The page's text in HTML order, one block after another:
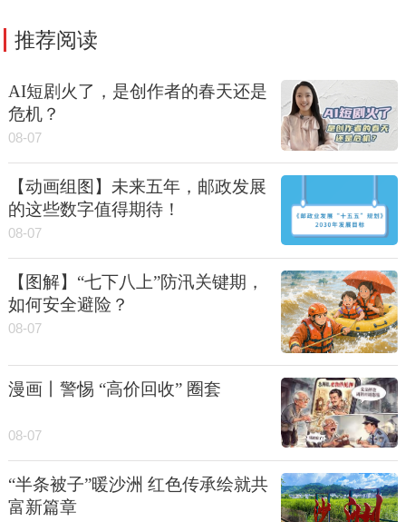
推荐阅读
AI短剧火了，是创作者的春天还是
危机？
08-07
【动画组图】未来五年，邮政发展
的这些数字值得期待！
08-07
【图解】“七下八上”防汛关键期，
如何安全避险？
08-07
漫画丨警惕 “高价回收” 圈套
08-07
“半条被子”暖沙洲 红色传承绘就共
富新篇章